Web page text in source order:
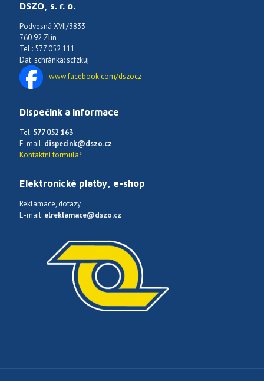
DSZO, s. r. o.
Podvesná XVII/3833
760 92 Zlín
Tel.: 577 052 111
Dat. schránka: scfzkuj
www.facebook.com/dszocz
Dispečink a informace
Tel: 577 052 163
E-mail: dispecink@dszo.cz
Kontaktní formulář
Elektronické platby, e-shop
Reklamace, dotazy
E-mail: elreklamace@dszo.cz